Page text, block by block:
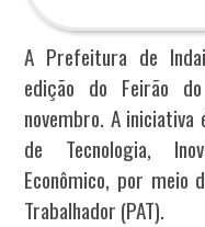
A Prefeitura de
edição do Feirão
novembro. A
de Tecnologia,
Econômico, por meio
Trabalhador (PAT).